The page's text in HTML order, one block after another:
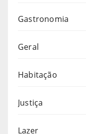
Gastronomia
Geral
Habitação
Justiça
Lazer